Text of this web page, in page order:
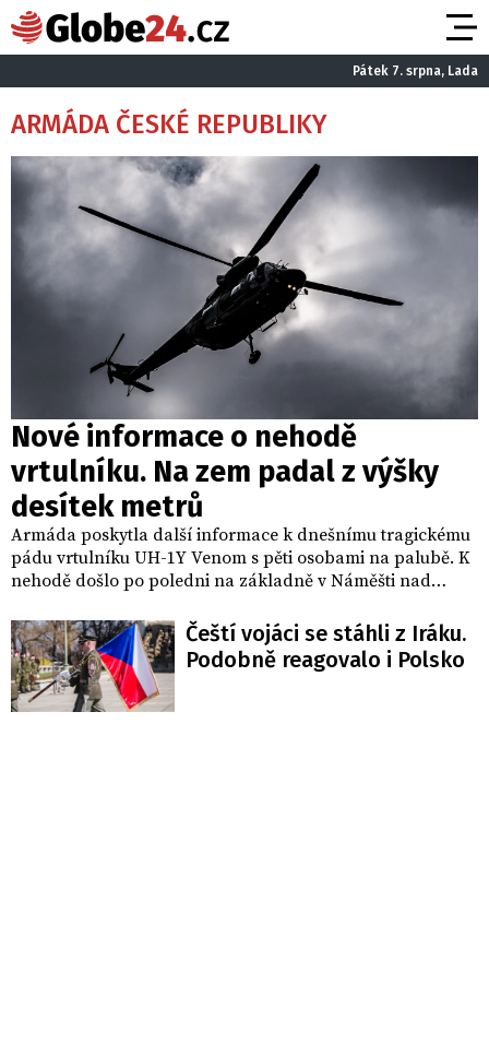
Pátek 7. srpna, Lada
ARMÁDA ČESKÉ REPUBLIKY
Nové informace o nehodě
vrtulníku. Na zem padal z výšky
desítek metrů
Armáda poskytla další informace k dnešnímu tragickému
pádu vrtulníku UH-1Y Venom s pěti osobami na palubě. K
nehodě došlo po poledni na základně v Náměšti nad
Stroj podle dosavadních zjištění padal desítky metrů.
Čeští vojáci se stáhli z Iráku.
Podobně reagovalo i Polsko